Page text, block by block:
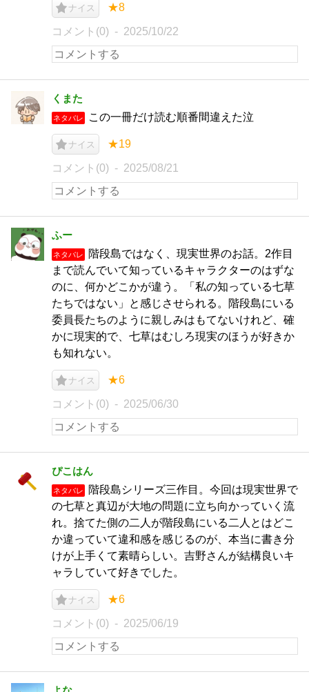
ナイス ★8
コメント(0) 2025/10/22
くまた
ネタバレ この一冊だけ読む順番間違えた泣
ナイス ★19
コメント(0) 2025/08/21
ふー
ネタバレ
階段島ではなく、現実世界のお話。2作目
まで読んでいて知っているキャラクターのはずな
のに、何かどこかが違う。「私の知っている七草
たちではない」と感じさせられる。階段島にいる
委員長たちのように親しみはもてないけれど、確
かに現実的で、七草はむしろ現実のほうが好きか
も知れない。
ナイス ★6
コメント(0) 2025/06/30
ぴこはん
ネタバレ
階段島シリーズ三作目。今回は現実世界で
の七草と真辺が大地の問題に立ち向かっていく流
れ。捨てた側の二人が階段島にいる二人とはどこ
か違っていて違和感を感じるのが、本当に書き分
けが上手くて素晴らしい。吉野さんが結構良いキ
ャラしていて好きでした。
ナイス ★6
コメント(0) 2025/06/19